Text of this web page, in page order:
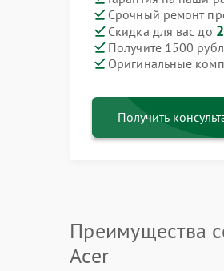
Срочный ремонт
Скидка для вас до
Получите 1500
Оригинальные
Получить
Преимущества
Acer